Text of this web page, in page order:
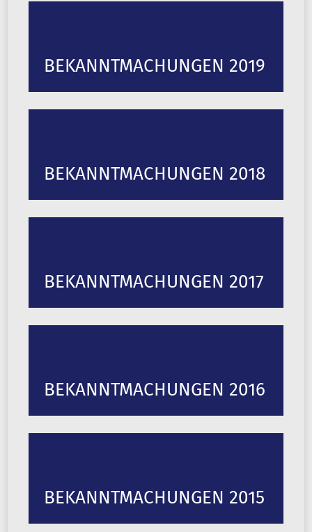
BEKANNTMACHUNGEN 2019
BEKANNTMACHUNGEN 2018
BEKANNTMACHUNGEN 2017
BEKANNTMACHUNGEN 2016
BEKANNTMACHUNGEN 2015